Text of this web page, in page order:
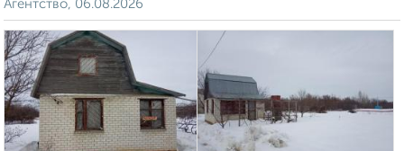
Агентство, 06.08.2026